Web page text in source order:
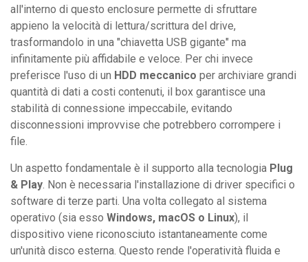
all'interno di questo enclosure permette di sfruttare
appieno la velocità di lettura/scrittura del drive,
trasformandolo in una "chiavetta USB gigante" ma
infinitamente più affidabile e veloce. Per chi invece
preferisce l'uso di un HDD meccanico per archiviare grandi
quantità di dati a costi contenuti, il box garantisce una
stabilità di connessione impeccabile, evitando
disconnessioni improvvise che potrebbero corrompere i
file.
Un aspetto fondamentale è il supporto alla tecnologia Plug
& Play. Non è necessaria l'installazione di driver specifici o
software di terze parti. Una volta collegato al sistema
operativo (sia esso Windows, macOS o Linux), il
dispositivo viene riconosciuto istantaneamente come
un'unità disco esterna. Questo rende l'operatività fluida e